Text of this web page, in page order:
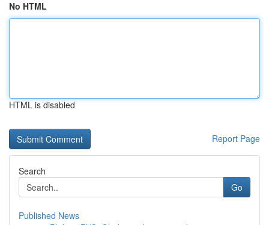
No HTML
HTML is disabled
Report Page
Search
Go
Published News